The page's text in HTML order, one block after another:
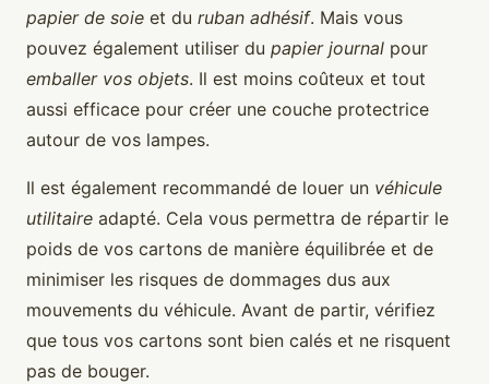
papier de soie et du ruban adhésif. Mais vous
pouvez également utiliser du papier journal pour
emballer vos objets. Il est moins coûteux et tout
aussi efficace pour créer une couche protectrice
autour de vos lampes.
Il est également recommandé de louer un véhicule
utilitaire adapté. Cela vous permettra de répartir le
poids de vos cartons de manière équilibrée et de
minimiser les risques de dommages dus aux
mouvements du véhicule. Avant de partir, vérifiez
que tous vos cartons sont bien calés et ne risquent
pas de bouger.